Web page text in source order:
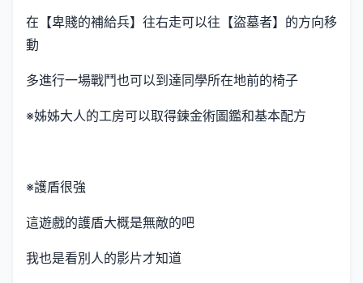
在【卑賤的補給兵】往右走可以往【盜墓者】的方向移
動
多進行一場戰鬥也可以到達同學所在地前的椅子
※姊姊大人的工房可以取得鍊金術圖鑑和基本配方
※護盾很強
這遊戲的護盾大概是無敵的吧
我也是看別人的影片才知道